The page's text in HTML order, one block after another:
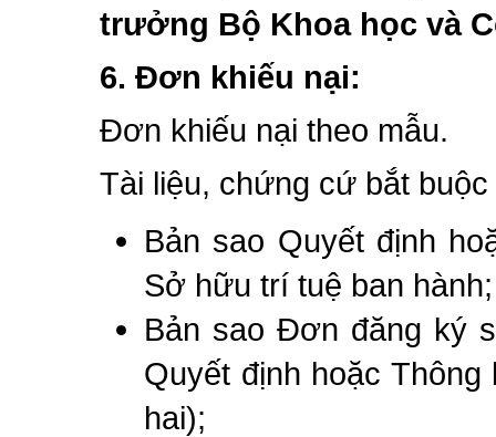
trưởng Bộ Khoa học và
6. Đơn khiếu nại:
Đơn khiếu nại theo mẫu.
Tài liệu, chứng cứ bắt
Bản sao Quyết định
Sở hữu trí tuệ ban hành;
Bản sao Đơn đăng ký
Quyết định hoặc
hai);